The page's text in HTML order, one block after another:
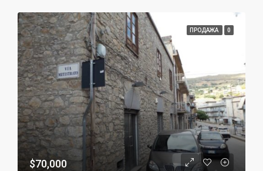
ПРОДАЖА 0
$70,000